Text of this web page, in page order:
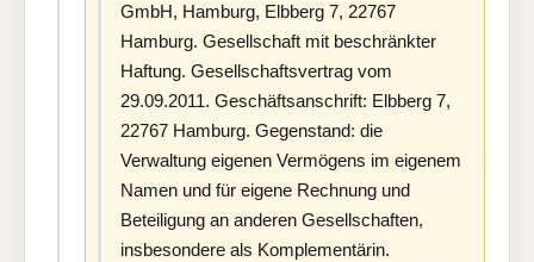
GmbH, Hamburg, Elbberg 7, 22767
Hamburg. Gesellschaft mit beschränkter
Haftung. Gesellschaftsvertrag vom
29.09.2011. Geschäftsanschrift: Elbberg 7,
22767 Hamburg. Gegenstand: die
Verwaltung eigenen Vermögens im eigenem
Namen und für eigene Rechnung und
Beteiligung an anderen Gesellschaften,
insbesondere als Komplementärin.